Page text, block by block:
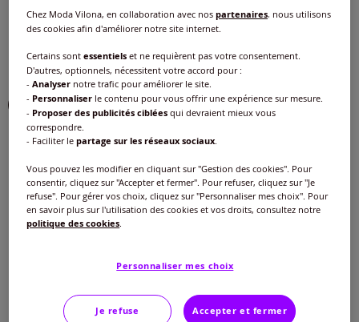
Couleur :bleu délavé
Taille :
Veuillez sélectionner une taille
40 -Disponible dans 2 semaines
Disponible dans 2 semaines
Guide des tailles
30€
Chez Moda Vilona, en collaboration avec nospartenaires, nous utilisons
des cookies afin d'améliorer notre site internet.
Certains sontessentiels et ne requièrent pas votre consentement.
D'autres, optionnels, nécessitent votre accord pour :
-Analyser notre trafic pour améliorer le site.
- Personnaliser le contenu pour vous offrir une expérience sur mesure.
- Proposer des publicités ciblées qui devraient mieux vous
correspondre.
- Faciliter lepartage sur les réseaux sociaux
Vous pouvez les modifier en cliquant sur "Gestion des cookies". Pour
consentir, cliquez sur "Accepter et fermer". Pour refuser, cliquez sur "Je
refuse". Pour gérer vos choix, cliquez sur "Personnaliser mes choix". Pour
en savoir plus sur l'utilisation des cookies et vos droits, consultez notre
politique des cookies
Personnaliser mes choix
Je refuse Accepter et fermer